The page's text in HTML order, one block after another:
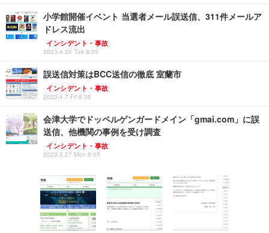
小学館開催イベント 当選者メール誤送信、311件メールア
ドレス流出
インシデント・事故
2023.4.25 Tue 8:05
誤送信対策はBCC送信の徹底 室蘭市
インシデント・事故
2023.4.7 Fri 8:05
会津大学でドッペルゲンガードメイン「gmai.com」に誤
送信、他機関の事例を受け調査
インシデント・事故
2023.3.27 Mon 8:05